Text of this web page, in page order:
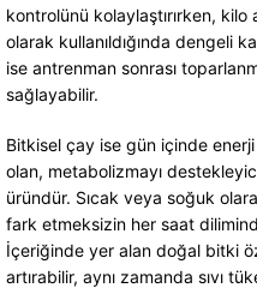
kontrolünü kolaylaştırırken,
olarak kullanıldığında dengeli
ise antrenman sonrası
sağlayabilir.
Bitkisel çay ise gün içinde enerji
olan, metabolizmayı
üründür. Sıcak veya soğuk
fark etmeksizin her saat
İçeriğinde yer alan doğal bitki
artırabilir, aynı zamanda sıvı